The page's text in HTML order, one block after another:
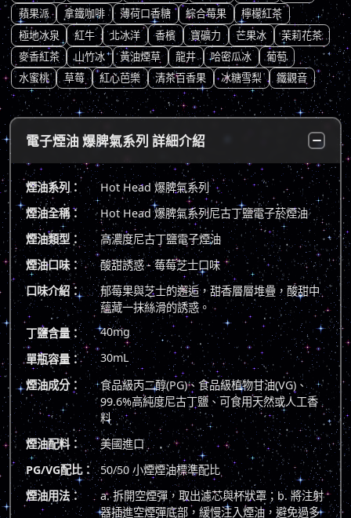
蘋果派
拿鐵咖啡 薄荷口香糖 綜合莓果
檸檬紅茶
極地冰泉
紅牛 北冰洋 香檳 寶礦力 芒果冰
茉莉花茶
麥香紅茶
山竹冰 黃油煙草 龍井 哈密瓜冰
葡萄
水蜜桃
草莓 紅心芭樂 清茶百香果 冰糖雪梨 鐵觀音
電子煙油 爆脾氣系列 詳細介紹
煙油系列：
Hot Head 爆脾氣系列
煙油全稱：
Hot Head 爆脾氣系列尼古丁鹽電子菸煙油
煙油類型：
高濃度尼古丁鹽電子煙油
煙油口味：
酸甜誘惑 - 莓莓芝士口味
口味介紹：
郁莓果與芝士的邂逅，甜香層層堆疊，酸甜中
蘊藏一抹絲滑的誘惑。
丁鹽含量：
40mg
單瓶容量：
30mL
煙油成分：
食品級丙二醇(PG)、食品級植物甘油(VG)、
99.6%高純度尼古丁鹽、可食用天然或人工香
料
煙油配料：
美國進口
PG/VG配比： 50/50 小煙煙油標準配比
煙油用法：
a. 拆開空煙彈，取出濾芯與杯狀罩；b. 將注射
器插進空煙彈底部，緩慢注入煙油，避免過多